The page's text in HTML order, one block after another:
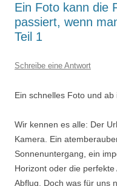
Ein Foto kann die
passiert, wenn
Teil 1
Schreibe eine Antwort
Ein schnelles Foto und ab
Wir kennen es alle: Der
Kamera. Ein
Sonnenuntergang, ein
Horizont oder die
Abflug. Doch was für uns